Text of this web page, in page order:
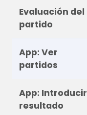
Evaluación del
partido
App: Ver
partidos
App: Introducir
resultado